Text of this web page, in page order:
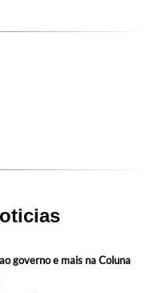
governo e mais na Coluna